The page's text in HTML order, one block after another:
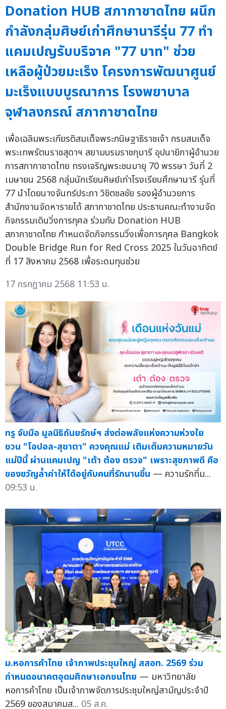
Donation HUB สภากาชาดไทย ผนึก
กำลังกลุ่มศิษย์เก่าศึกษานารีรุ่น 77 ทำ
แคมเปญรับบริจาค "77 บาท" ช่วย
เหลือผู้ป่วยมะเร็ง โครงการพัฒนาศูนย์
มะเร็งแบบบูรณาการ โรงพยาบาล
จุฬาลงกรณ์ สภากาชาดไทย
เพื่อเฉลิมพระเกียรติสมเด็จพระกนิษฐาธิราชเจ้า กรมสมเด็จ
พระเทพรัตนราชสุดาฯ สยามบรมราชกุมารี อุปนายิกาผู้อำนวย
การสภากาชาดไทย ทรงเจริญพระชนมายุ 70 พรรษา วันที่ 2
เมษายน 2568 กลุ่มนักเรียนศิษย์เก่าโรงเรียนศึกษานารี รุ่นที่
77 นำโดยนางจันทร์ประภา วิชิตชลชัย รองผู้อำนวยการ
สำนักงานจัดหารายได้ สภากาชาดไทย ประธานคณะทำงานจัด
กิจกรรมเดินวิ่งการกุศล ร่วมกับ Donation HUB
สภากาชาดไทย กำหนดจัดกิจกรรมวิ่งเพื่อการกุศล Bangkok
Double Bridge Run for Red Cross 2025 ในวันอาทิตย์
ที่ 17 สิงหาคม 2568 เพื่อระดมทุนช่วย
17 กรกฎาคม 2568 11:53 น.
ทรู จับมือ มูลนิธิถันยรักษ์ฯ ส่งต่อพลังแห่งความห่วงใย
ชวน "โอปอล-สุชาตา" ควงคุณแม่ เติมเต็มความหมายวัน
แม่ปีนี้ ผ่านแคมเปญ "เต้า ต้อง ตรวจ" เพราะสุขภาพดี คือ
ของขวัญล้ำค่าให้ได้อยู่กับคนที่รักนานขึ้น — ความรักที่ม...
09:53 น.
ม.หอการค้าไทย เจ้าภาพประชุมใหญ่ สสอท. 2569 ร่วม
กำหนดอนาคตอุดมศึกษาเอกชนไทย — มหาวิทยาลัย
หอการค้าไทย เป็นเจ้าภาพจัดการประชุมใหญ่สามัญประจำปี
2569 ของสมาคมส... 05 ส.ค.